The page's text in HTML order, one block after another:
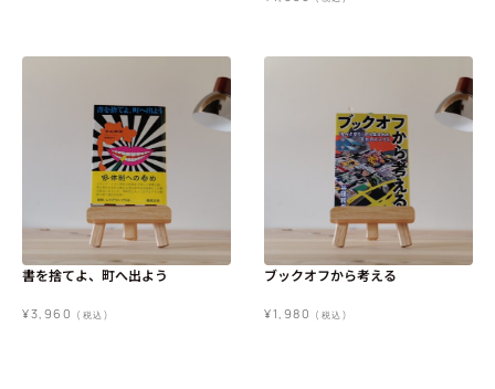
書を捨てよ、町へ出よう
¥3,960 (税込)
ブックオフから考える
¥1,980 (税込)